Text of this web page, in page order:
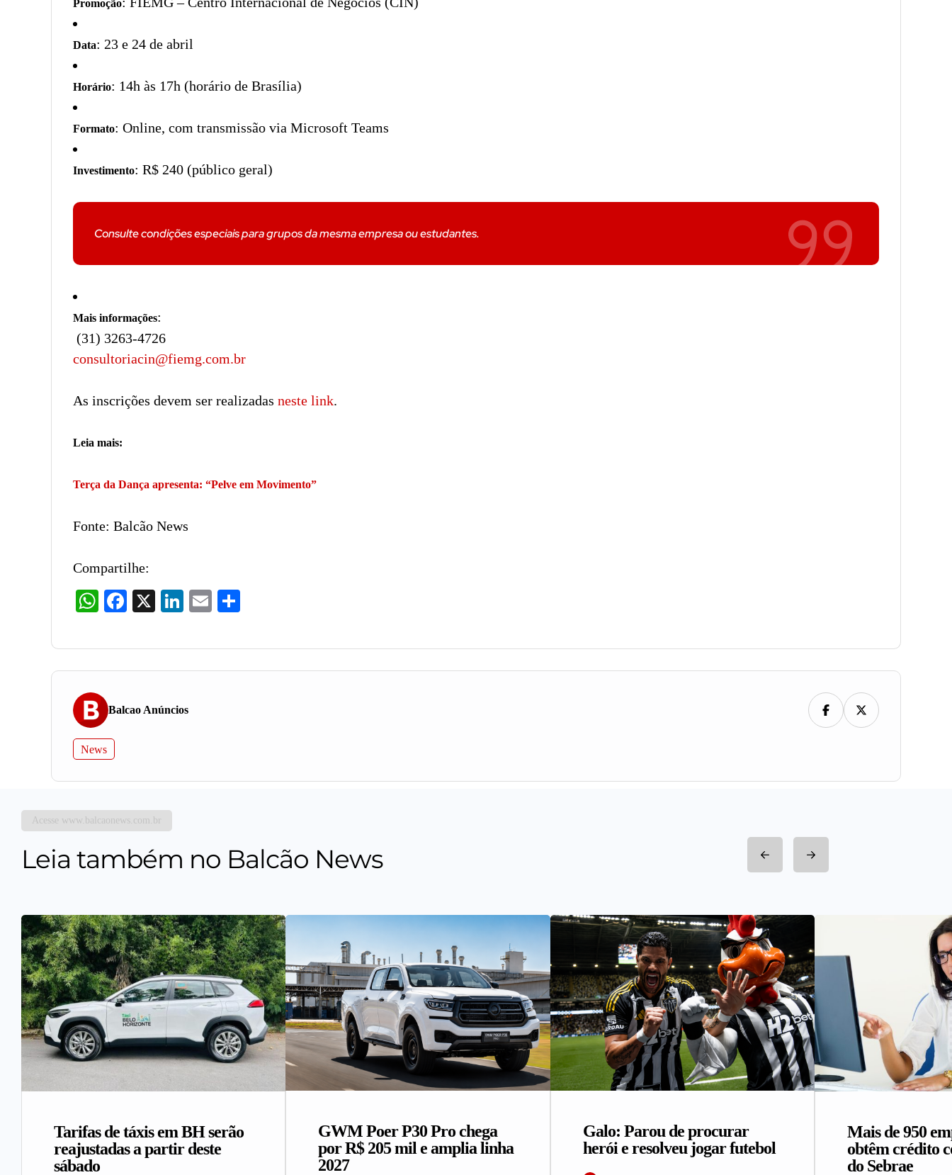
Promoção
Data: 23 e 24 de abril
Horário: 14h às 17h (horário de Brasília)
Formato: Online, com transmissão via Microsoft Teams
Investimento: R$ 240 (público geral)
Consulte condições especiais para grupos da mesma empresa ou estudantes.
Mais informações:
(31) 3263-4726
consultoriacin@fiemg.com.br
As inscrições devem ser realizadas neste link.
Leia mais:
Terça da Dança apresenta: “Pelve em Movimento”
Fonte: Balcão News
Compartilhe:
WhatsAppFacebook LinkedInEmail
Balcao Anúncios
News
Acesse www.balcaonews.com.br
Leia também no Balcão News
Tarifas de táxis em BH serão
reajustadas a partir deste
sábado
GWM Poer P30 Pro chega
por R$ 205 mil e amplia linha
2027
Galo: Parou de procurar
herói e resolveu jogar futebol
Mais de 950
obtêm crédito
do Sebrae